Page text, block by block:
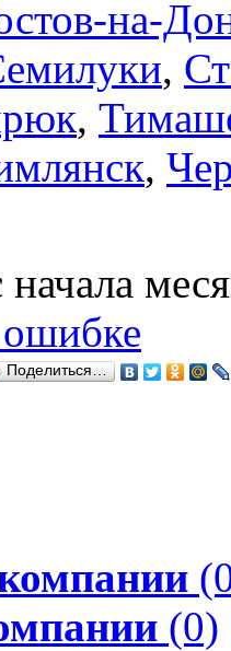
на-
,
,
,
Поделиться…
(0)